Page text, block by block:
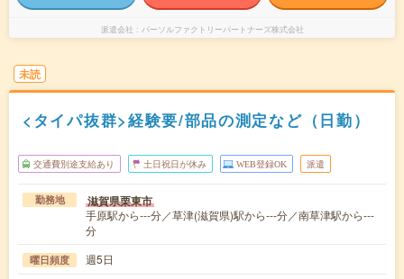
派遣会社 パーソルファクトリーパートナーズ株式会社
未読
<タイパ抜群>経験要/部品の測定など（日勤）
交通費別途支給あり 土日祝日が休み WEB登録OK 派遣
勤務地 滋賀県栗東市
手原駅から---分／草津(滋賀県)駅から---分／南草津駅から---
分
曜日頻度 週5日